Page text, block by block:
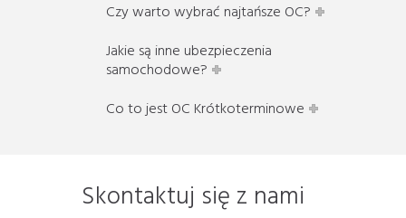
Czy warto wybrać najtańsze OC?
Jakie są inne ubezpieczenia
samochodowe?
Co to jest OC Krótkoterminowe
Skontaktuj się z nami